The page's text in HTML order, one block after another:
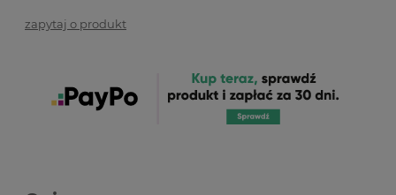
zapytaj o produkt